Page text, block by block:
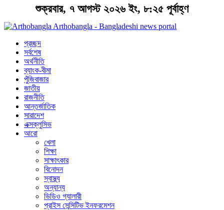
শুক্রবার, ৭ আগস্ট ২০২৬ ইং, ৮:২৫ পূর্বাহ্ণ
Arthobangla - Bangladeshi news portal
প্রচ্ছদ
সর্বশেষ
অর্থনীতি
ব্যাংক-বীমা
পুঁজিবাজার
জাতীয়
রাজনীতি
আন্তর্জাতিক
সারাদেশ
এক্সক্লুসিভ
আরো
খেলা
শিক্ষা
সাক্ষাৎকার
বিনোদন
স্বাস্থ্য
অন্যান্য
ভিডিও গ্যালারী
প্রাইস সেন্সিটিভ ইনফরমেশন